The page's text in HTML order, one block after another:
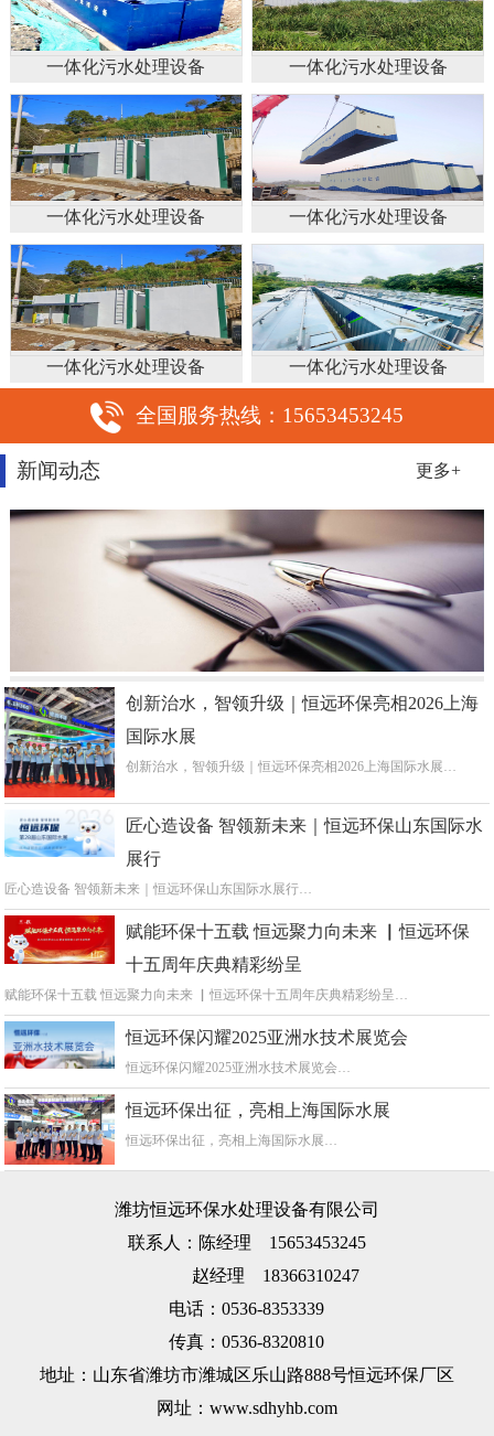
一体化污水处理设备 一体化污水处理设备
一体化污水处理设备 一体化污水处理设备
一体化污水处理设备 一体化污水处理设备
全国服务热线：15653453245
新闻动态 更多+
创新治水，智领升级｜恒远环保亮相2026上海
国际水展
创新治水，智领升级｜恒远环保亮相2026上海国际水展…
匠心造设备 智领新未来｜恒远环保山东国际水
展行
匠心造设备 智领新未来｜恒远环保山东国际水展行…
赋能环保十五载 恒远聚力向未来 ▏恒远环保
十五周年庆典精彩纷呈
赋能环保十五载 恒远聚力向未来 ▏恒远环保十五周年庆典精彩纷呈…
恒远环保闪耀2025亚洲水技术展览会
恒远环保闪耀2025亚洲水技术展览会…
恒远环保出征，亮相上海国际水展
恒远环保出征，亮相上海国际水展…
潍坊恒远环保水处理设备有限公司
联系人：陈经理 15653453245
赵经理 18366310247
电话：0536-8353339
传真：0536-8320810
地址：山东省潍坊市潍城区乐山路888号恒远环保厂区
网址：www.sdhyhb.com